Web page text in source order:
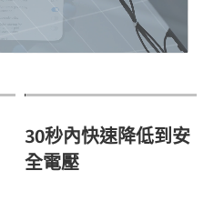
30秒內快速降低到安
全電壓